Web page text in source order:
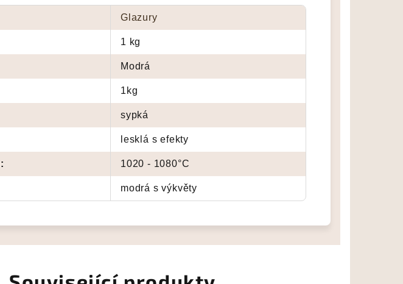
Glazury
1 kg
Modrá
1kg
sypká
lesklá s efekty
: 1020 - 1080°C
modrá s výkvěty